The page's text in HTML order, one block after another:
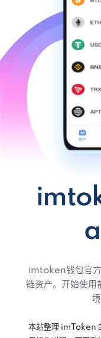
imtoken钱包官
链资产。开始使用
本站整理 imToken